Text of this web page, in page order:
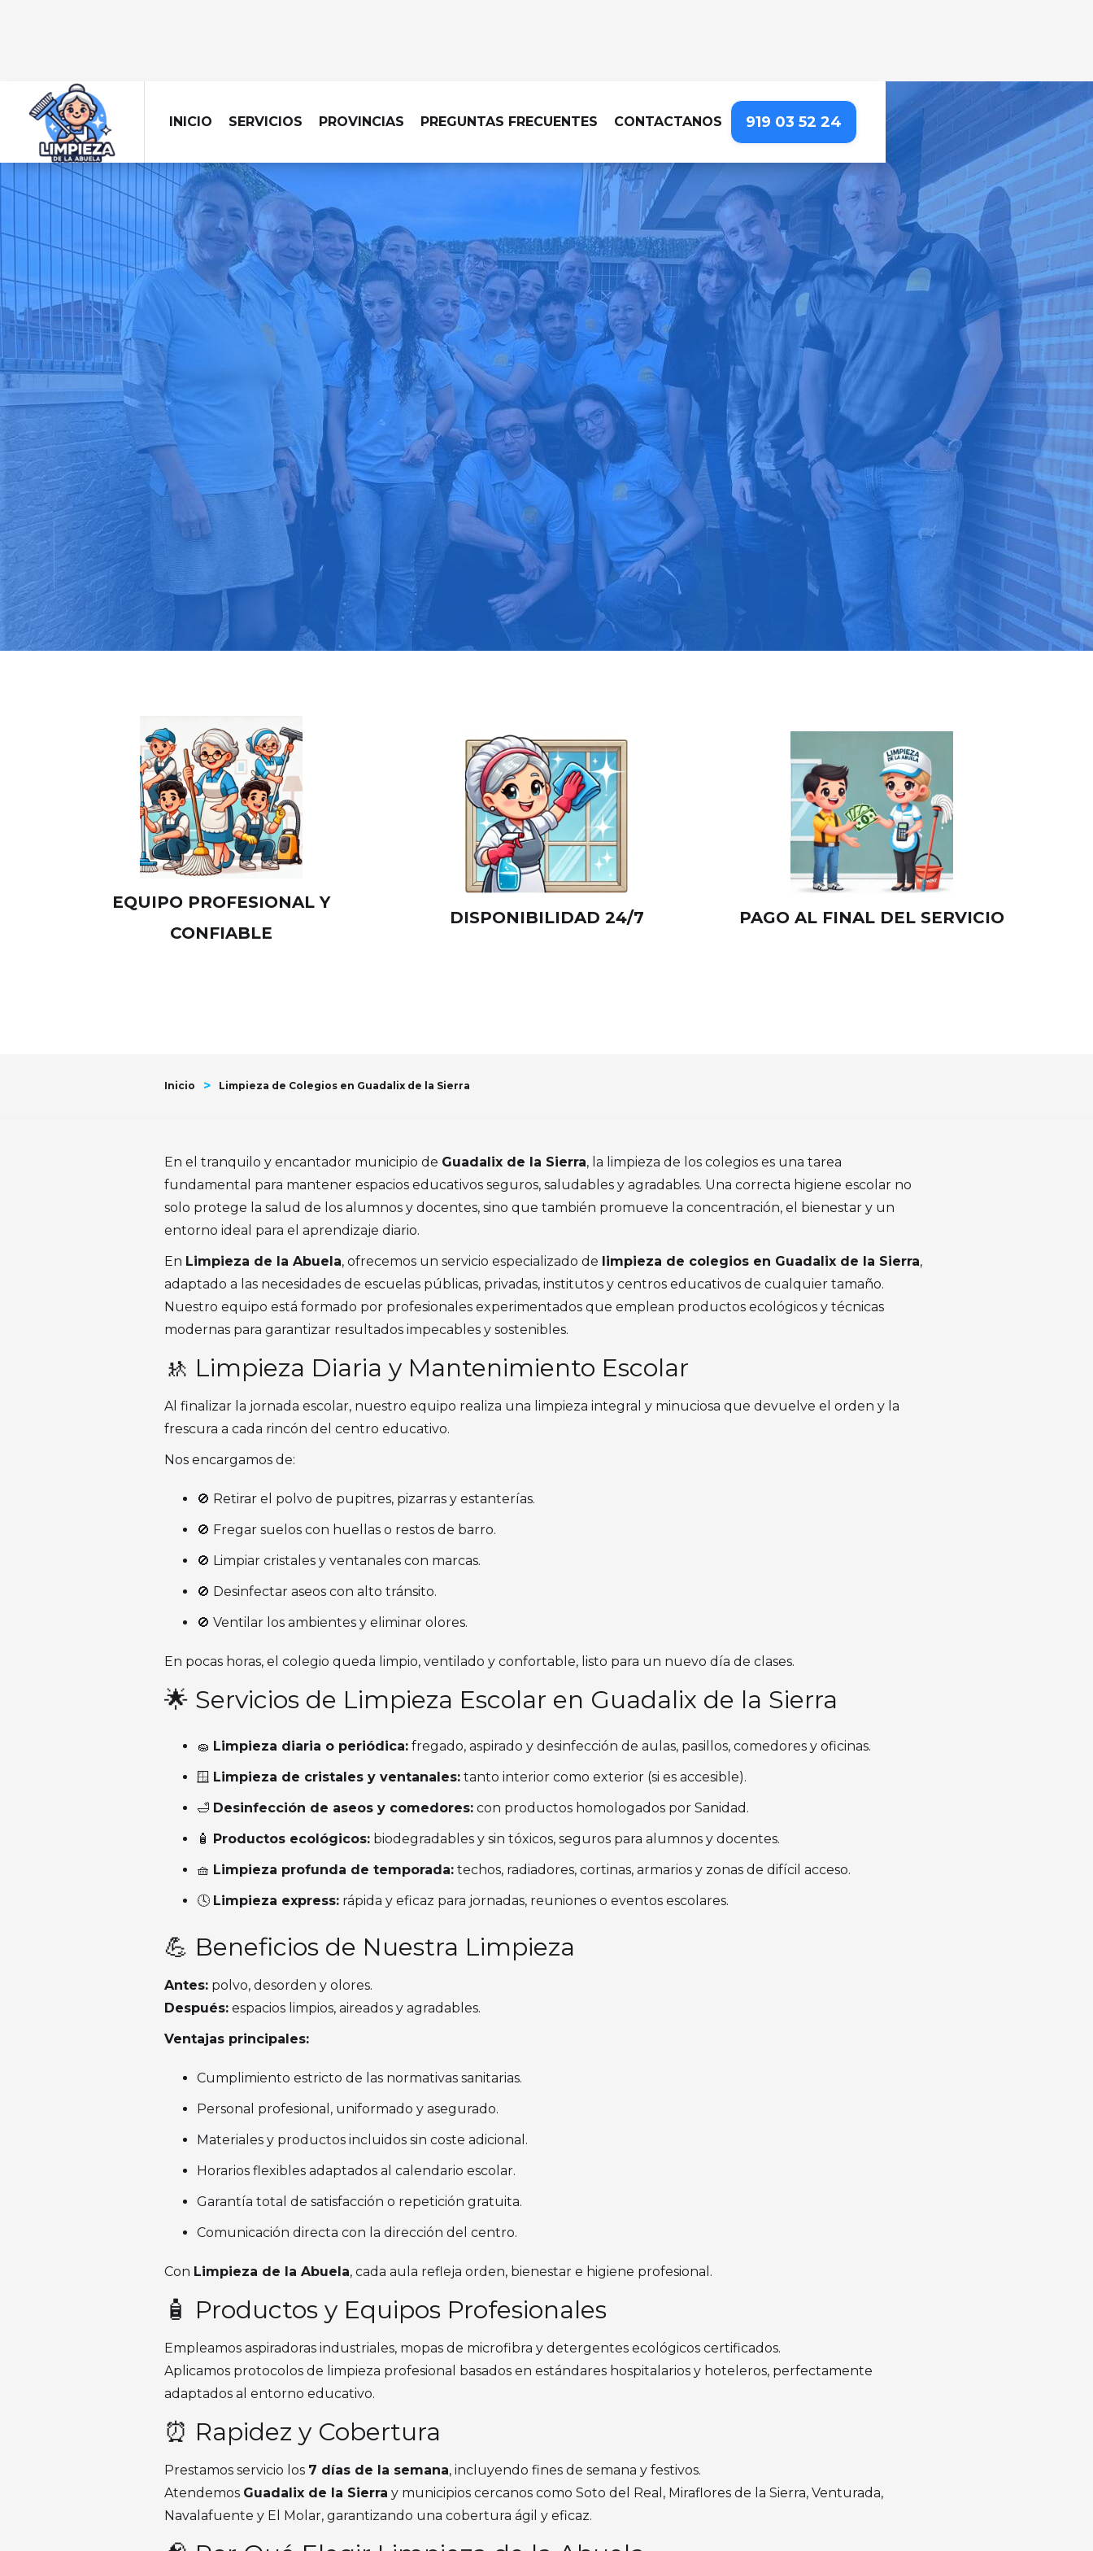
INICIO SERVICIOS PROVINCIAS PREGUNTAS FRECUENTES CONTACTANOS 919 03 52 24
LIMPIEZA DE COLEGIOS EN GUADALIX DE LA SIERRA
Limpieza eficiente y detallada que responde a las necesidades de tu
institución
Pide tu presupuesto gratis
Llama hoy: 919 03 52 24
Más de 1000 clientes confían en nosotros ⭐⭐⭐⭐⭐
EQUIPO PROFESIONAL Y
CONFIABLE
DISPONIBILIDAD 24/7 PAGO AL FINAL DEL SERVICIO
Inicio > Limpieza de Colegios en Guadalix de la Sierra
En el tranquilo y encantador municipio de Guadalix de la Sierra, la limpieza de los colegios es una tarea
fundamental para mantener espacios educativos seguros, saludables y agradables. Una correcta higiene escolar no
solo protege la salud de los alumnos y docentes, sino que también promueve la concentración, el bienestar y un
entorno ideal para el aprendizaje diario.
En Limpieza de la Abuela, ofrecemos un servicio especializado de limpieza de colegios en Guadalix de la Sierra,
adaptado a las necesidades de escuelas públicas, privadas, institutos y centros educativos de cualquier tamaño.
Nuestro equipo está formado por profesionales experimentados que emplean productos ecológicos y técnicas
modernas para garantizar resultados impecables y sostenibles.
🚸 Limpieza Diaria y Mantenimiento Escolar
Al finalizar la jornada escolar, nuestro equipo realiza una limpieza integral y minuciosa que devuelve el orden y la
frescura a cada rincón del centro educativo.
Nos encargamos de:
🚫 Retirar el polvo de pupitres, pizarras y estanterías.
🚫 Fregar suelos con huellas o restos de barro.
🚫 Limpiar cristales y ventanales con marcas.
🚫 Desinfectar aseos con alto tránsito.
🚫 Ventilar los ambientes y eliminar olores.
En pocas horas, el colegio queda limpio, ventilado y confortable, listo para un nuevo día de clases.
🌟 Servicios de Limpieza Escolar en Guadalix de la Sierra
🧽 Limpieza diaria o periódica: fregado, aspirado y desinfección de aulas, pasillos, comedores y oficinas.
🪟 Limpieza de cristales y ventanales: tanto interior como exterior (si es accesible).
🛁 Desinfección de aseos y comedores: con productos homologados por Sanidad.
🧴 Productos ecológicos: biodegradables y sin tóxicos, seguros para alumnos y docentes.
🧺 Limpieza profunda de temporada: techos, radiadores, cortinas, armarios y zonas de difícil acceso.
🕓 Limpieza express: rápida y eficaz para jornadas, reuniones o eventos escolares.
💪 Beneficios de Nuestra Limpieza
Antes: polvo, desorden y olores.
Después: espacios limpios, aireados y agradables.
Ventajas principales:
Cumplimiento estricto de las normativas sanitarias.
Personal profesional, uniformado y asegurado.
Materiales y productos incluidos sin coste adicional.
Horarios flexibles adaptados al calendario escolar.
Garantía total de satisfacción o repetición gratuita.
Comunicación directa con la dirección del centro.
Con Limpieza de la Abuela, cada aula refleja orden, bienestar e higiene profesional.
🧴 Productos y Equipos Profesionales
Empleamos aspiradoras industriales, mopas de microfibra y detergentes ecológicos certificados.
Aplicamos protocolos de limpieza profesional basados en estándares hospitalarios y hoteleros, perfectamente
adaptados al entorno educativo.
⏰ Rapidez y Cobertura
Prestamos servicio los 7 días de la semana, incluyendo fines de semana y festivos.
Atendemos Guadalix de la Sierra y municipios cercanos como Soto del Real, Miraflores de la Sierra, Venturada,
Navalafuente y El Molar, garantizando una cobertura ágil y eficaz.